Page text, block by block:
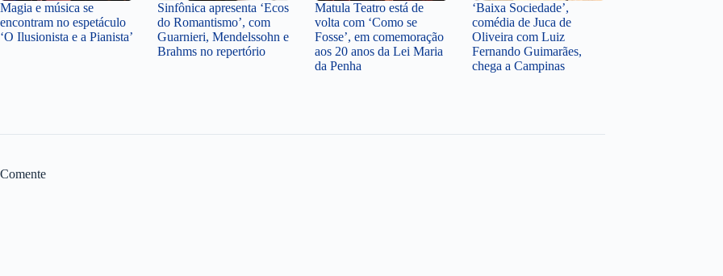
Magia e música se
encontram no espetáculo
‘O Ilusionista e a Pianista’
Sinfônica apresenta ‘Ecos
do Romantismo’, com
Guarnieri, Mendelssohn e
Brahms no repertório
Matula Teatro está de
volta com ‘Como se
Fosse’, em comemoração
aos 20 anos da Lei Maria
da Penha
‘Baixa Sociedade’,
comédia de Juca de
Oliveira com Luiz
Fernando Guimarães,
chega a Campinas
Comente